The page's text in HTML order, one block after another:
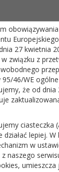
INTERNETOWY
27 kwietnia
związku z
46/WE
że od dnia
ciasteczka
lepiej. W
w
naszego
umieszcza